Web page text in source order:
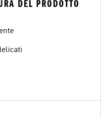
DEL PRODOTTO